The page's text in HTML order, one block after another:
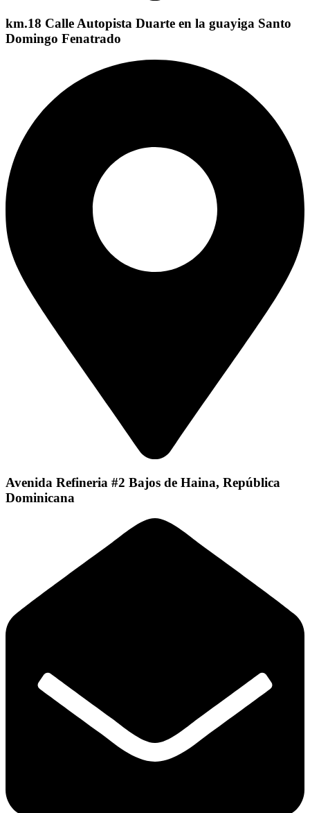
km.18 Calle Autopista Duarte en la guayiga Santo
Domingo Fenatrado
Avenida Refineria #2 Bajos de Haina, República
Dominicana